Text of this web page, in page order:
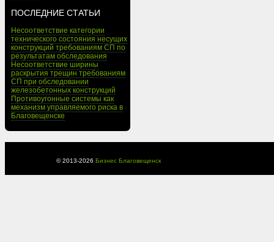
ПОСЛЕДНИЕ СТАТЬИ
Несоответствие категории
технического состояния несущих
конструкций требованиям СП по
результатам обследования
Несоответствие ширины
раскрытия трещин требованиям
СП при обследовании
железобетонных конструкций
Противоугонные системы как
механизм управляемого риска в
Благовещенске
© 2013-2026 Бизнес Благовещенск